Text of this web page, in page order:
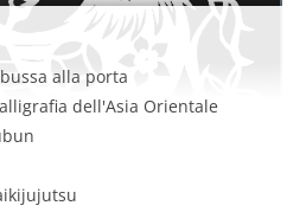
alla porta
dell'Asia Orientale